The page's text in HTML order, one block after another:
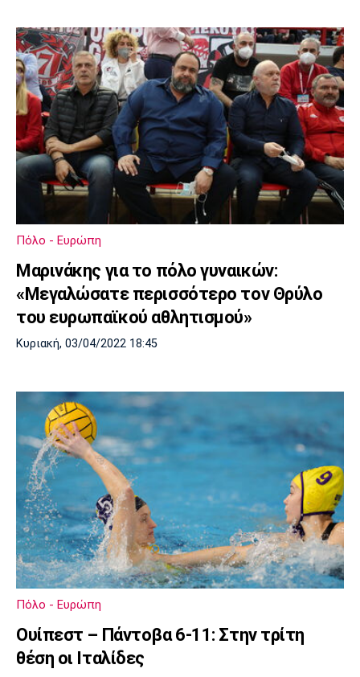
Πόλο - Ευρώπη
Μαρινάκης για το πόλο γυναικών:
«Μεγαλώσατε περισσότερο τον Θρύλο
του ευρωπαϊκού αθλητισμού»
Κυριακή, 03/04/2022 18:45
Πόλο - Ευρώπη
Ουίπεστ – Πάντοβα 6-11: Στην τρίτη
θέση οι Ιταλίδες